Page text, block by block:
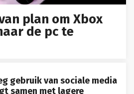
plan om Xbox
de pc te
gebruik van sociale media
samen met lagere